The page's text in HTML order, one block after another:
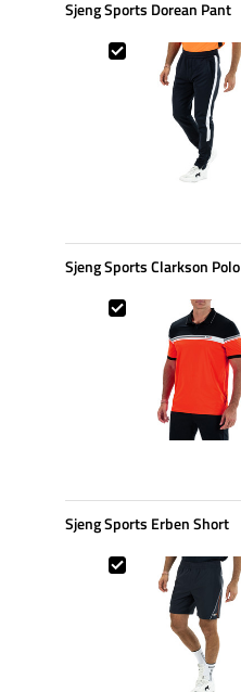
Sjeng Sports Dorean Pant
Sjeng Sports Dorean Pant
Sjeng Sports Clarkson Polo
Sjeng Sports Clarkson Polo
Sjeng Sports Erben Short
Sjeng Sports Erben Short